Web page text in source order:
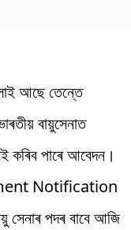
আছে তেন্তে
বায়ুসেনাত
কৰিব পাৰে আবেদন।
Notification
পদৰ বাবে আজি